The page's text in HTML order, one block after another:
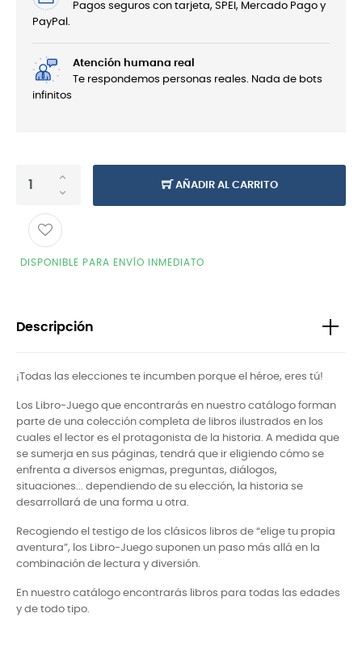
Pagos seguros con tarjeta, SPEI, Mercado Pago y
PayPal.
Atención humana real
Te respondemos personas reales. Nada de bots
infinitos
AÑADIR AL CARRITO
DISPONIBLE PARA ENVÍO INMEDIATO
Descripción
¡Todas las elecciones te incumben porque el héroe, eres tú!
Los Libro-Juego que encontrarás en nuestro catálogo forman
parte de una colección completa de libros ilustrados en los
cuales el lector es el protagonista de la historia. A medida que
se sumerja en sus páginas, tendrá que ir eligiendo cómo se
enfrenta a diversos enigmas, preguntas, diálogos,
situaciones... dependiendo de su elección, la historia se
desarrollará de una forma u otra.
Recogiendo el testigo de los clásicos libros de “elige tu propia
aventura”, los Libro-Juego suponen un paso más allá en la
combinación de lectura y diversión.
En nuestro catálogo encontrarás libros para todas las edades
y de todo tipo.